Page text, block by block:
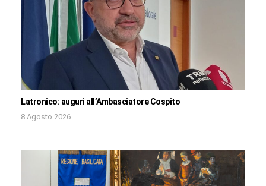
Latronico: auguri all’Ambasciatore Cospito
8 Agosto 2026